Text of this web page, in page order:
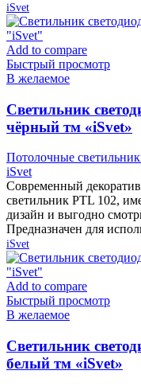
iSvet
Add to compare
Быстрый просмотр
В желаемое
Cветильник
чёрный тм «iSvet»
Потолочные
iSvet
Современный
светильник PTL 102,
дизайн и выгодно
Предназначен для
iSvet
Add to compare
Быстрый просмотр
В желаемое
Cветильник
белый тм «iSvet»